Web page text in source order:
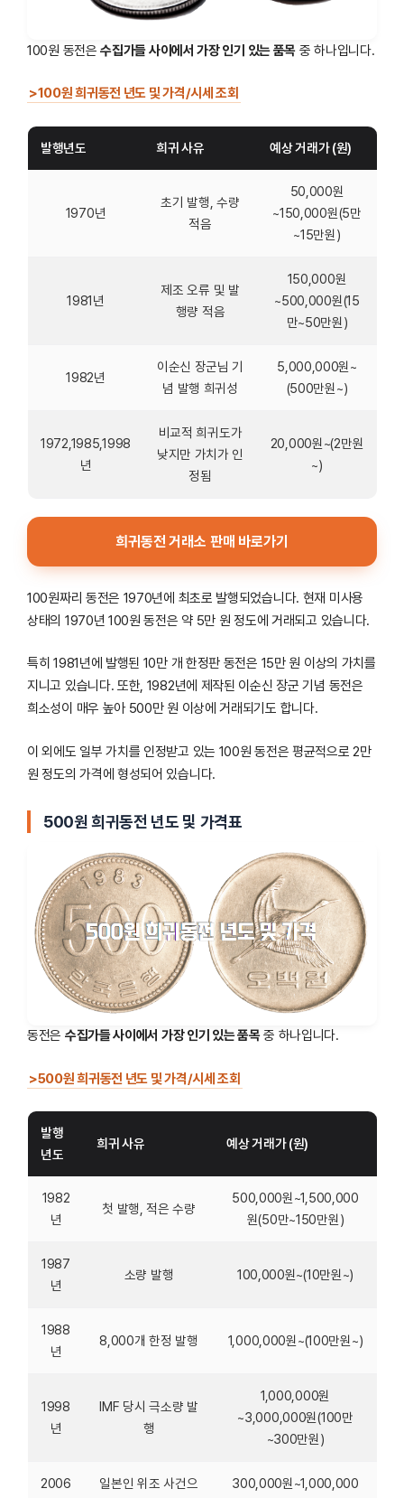
100원 동전은수집가들 사이에서 가장 인기 있는 품목 중 하나입니다.
>100원 희귀동전 년도 및 가격/시세 조회
발행년도 희귀 사유 예상 거래가 (원)
1970년
초기 발행, 수량
적음
50,000원
~150,000원(5만
~15만원)
1981년
제조 오류 및 발
행량 적음
150,000원
~500,000원(15
만~50만원)
1982년
이순신 장군님 기
념 발행 희귀성
5,000,000원~
(500만원~)
1972,1985,1998
년
비교적 희귀도가
낮지만 가치가 인
정됨
20,000원~(2만원
~)
희귀동전 거래소 판매 바로가기
100원짜리 동전은 1970년에 최초로 발행되었습니다. 현재 미사용
상태의 1970년 100원 동전은 약 5만 원 정도에 거래되고 있습니다.
특히 1981년에 발행된 10만 개 한정판 동전은 15만 원 이상의 가치를
지니고 있습니다. 또한, 1982년에 제작된 이순신 장군 기념 동전은
희소성이 매우 높아 500만 원 이상에 거래되기도 합니다.
이 외에도 일부 가치를 인정받고 있는 100원 동전은 평균적으로 2만
원 정도의 가격에 형성되어 있습니다.
500원 희귀동전 년도 및 가격표
동전은 수집가들 사이에서 가장 인기 있는 품목중 하나입니다.
>500원 희귀동전 년도 및 가격/시세 조회
발행
년도
희귀 사유 예상 거래가 (원)
1982
년
첫 발행, 적은 수량
500,000원~1,500,000
원(50만~150만원)
1987
년
소량 발행 100,000원~(10만원~)
1988
년
8,000개 한정 발행 1,000,000원~(100만원~)
1998
년
IMF 당시 극소량 발
행
1,000,000원
~3,000,000원(100만
~300만원)
2006
일본인 위조 사건으
300,000원~1,000,000